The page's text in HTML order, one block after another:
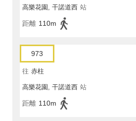
高樂花園, 干諾道西 站
距離 110m
973
往 赤柱
高樂花園, 干諾道西 站
距離 110m